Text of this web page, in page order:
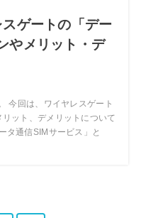
ゲートの「デー
やメリット・デ
今回は、ワイヤレスゲート
ット、デメリットについて
タ通信SIMサービス」と